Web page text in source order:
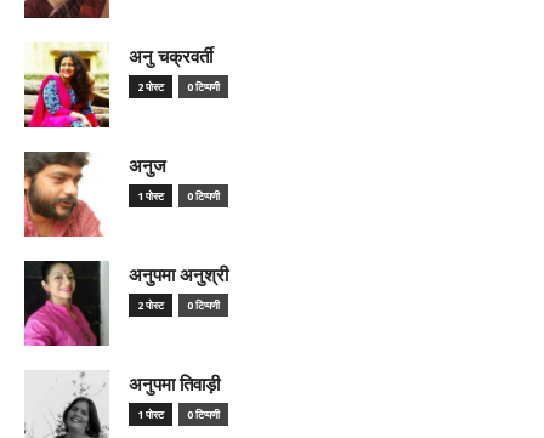
अनु चक्रवर्ती
2 पोस्ट 0 टिप्पणी
अनुज
1 पोस्ट 0 टिप्पणी
अनुपमा अनुश्री
2 पोस्ट 0 टिप्पणी
अनुपमा तिवाड़ी
1 पोस्ट 0 टिप्पणी